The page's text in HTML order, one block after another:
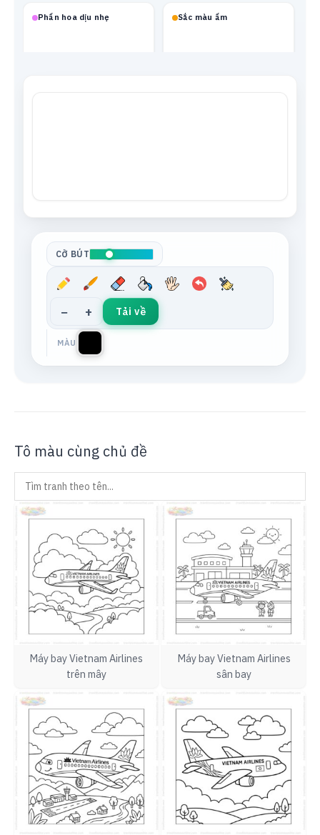
Phấn hoa dịu nhẹ Sắc màu ấm
CỠ BÚT
− + Tải về
MÀU
Tô màu cùng chủ đề
Máy bay Vietnam Airlines
trên mây
Máy bay Vietnam Airlines
sân bay